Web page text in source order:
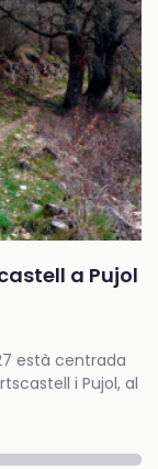
a Pujol
està centrada
i Pujol, al